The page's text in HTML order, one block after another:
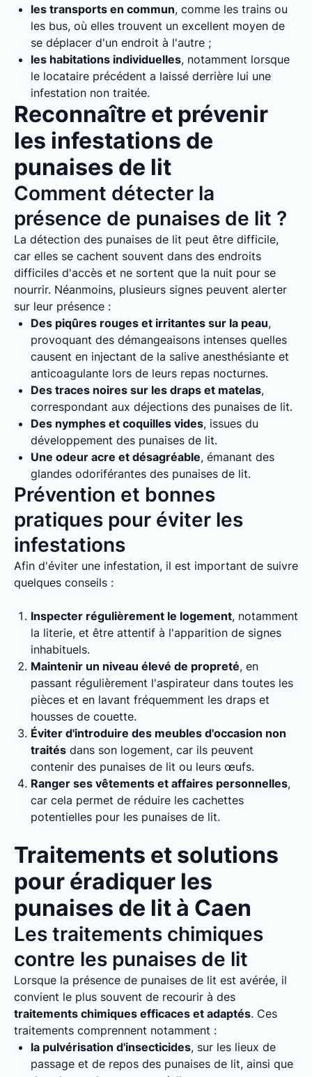
les transports en commun, comme les trains ou
les bus, où elles trouvent un excellent moyen de
se déplacer d'un endroit à l'autre ;
les habitations individuelles, notamment lorsque
le locataire précédent a laissé derrière lui une
infestation non traitée.
Reconnaître et prévenir
les infestations de
punaises de lit
Comment détecter la
présence de punaises de lit ?
La détection des punaises de lit peut être difficile,
car elles se cachent souvent dans des endroits
difficiles d'accès et ne sortent que la nuit pour se
nourrir. Néanmoins, plusieurs signes peuvent alerter
sur leur présence :
Des piqûres rouges et irritantes sur la peau,
provoquant des démangeaisons intenses quelles
causent en injectant de la salive anesthésiante et
anticoagulante lors de leurs repas nocturnes.
Des traces noires sur les draps et matelas,
correspondant aux déjections des punaises de lit.
Des nymphes et coquilles vides, issues du
développement des punaises de lit.
Une odeur acre et désagréable, émanant des
glandes odoriférantes des punaises de lit.
Prévention et bonnes
pratiques pour éviter les
infestations
Afin d'éviter une infestation, il est important de suivre
quelques conseils :
Inspecter régulièrement le logement, notamment
la literie, et être attentif à l'apparition de signes
inhabituels.
Maintenir un niveau élevé de propreté, en
passant régulièrement l'aspirateur dans toutes les
pièces et en lavant fréquemment les draps et
housses de couette.
Éviter d'introduire des meubles d'occasion non
traités dans son logement, car ils peuvent
contenir des punaises de lit ou leurs œufs.
Ranger ses vêtements et affaires personnelles,
car cela permet de réduire les cachettes
potentielles pour les punaises de lit.
Traitements et solutions
pour éradiquer les
punaises de lit à Caen
Les traitements chimiques
contre les punaises de lit
Lorsque la présence de punaises de lit est avérée, il
convient le plus souvent de recourir à des
traitements chimiques efficaces et adaptés. Ces
traitements comprennent notamment :
la pulvérisation d'insecticides, sur les lieux de
passage et de repos des punaises de lit, ainsi que